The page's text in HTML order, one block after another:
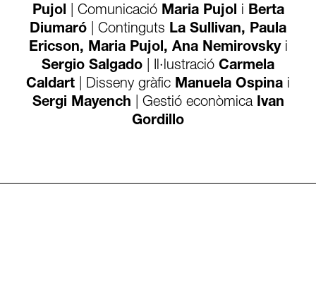
Pujol | Comunicació Maria Pujol i Berta
Diumaró | Continguts La Sullivan, Paula
Ericson, Maria Pujol, Ana Nemirovsky i
Sergio Salgado | Il·lustració Carmela
Caldart | Disseny gràfic Manuela Ospina i
Sergi Mayench | Gestió econòmica Ivan
Gordillo